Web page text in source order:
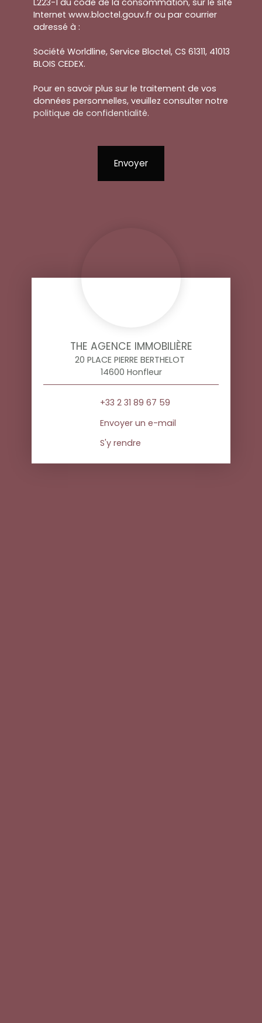
L223-1 du code de la consommation, sur le site
Internet www.bloctel.gouv.fr ou par courrier
adressé à :
Société Worldline, Service Bloctel, CS 61311, 41013
BLOIS CEDEX.
Pour en savoir plus sur le traitement de vos
données personnelles, veuillez consulter notre
politique de confidentialité.
Envoyer
THE AGENCE IMMOBILIÈRE
20 PLACE PIERRE BERTHELOT
14600 Honfleur
+33 2 31 89 67 59
Envoyer un e-mail
S'y rendre